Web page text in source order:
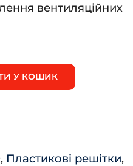
вентиляційних
У КОШИК
, Пластикові решітки,